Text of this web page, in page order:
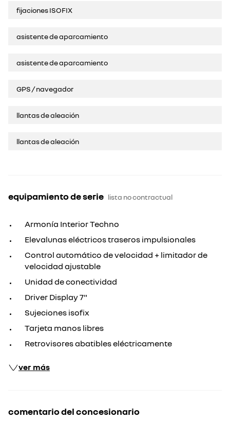
fijaciones ISOFIX
asistente de aparcamiento
asistente de aparcamiento
GPS / navegador
llantas de aleación
llantas de aleación
equipamiento de serie lista no contractual
Armonía Interior Techno
Elevalunas eléctricos traseros impulsionales
Control automático de velocidad + limitador de
velocidad ajustable
Unidad de conectividad
Driver Display 7"
Sujeciones isofix
Tarjeta manos libres
Retrovisores abatibles eléctricamente
ver más
comentario del concesionario